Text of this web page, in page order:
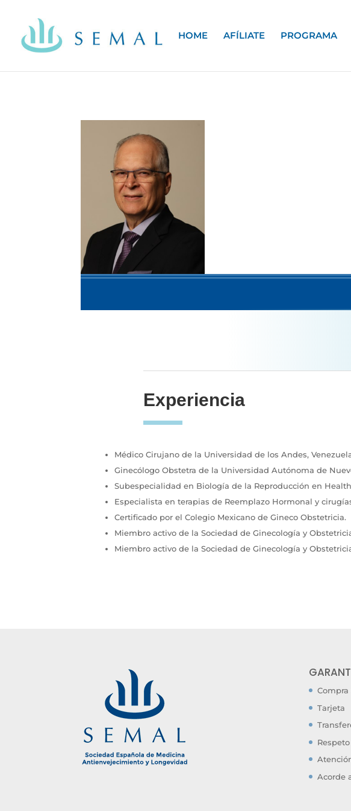
HOME AFÍLIATE PROGRAMA
Experiencia
Médico Cirujano de la Universidad de los Andes,
Ginecólogo Obstetra de la Universidad Autónoma de
Subespecialidad en Biología de la Reproducción en
Especialista en terapias de Reemplazo Hormonal y c
Certificado por el Colegio Mexicano de Gineco Obstetricia.
Miembro activo de la Sociedad de Ginecología y
Miembro activo de la Sociedad de Ginecología y
Compra
Tarjeta
Acorde